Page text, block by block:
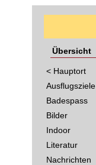
Übersicht
< Hauptort
Ausflugsziele
Badespass
Bilder
Indoor
Literatur
Nachrichten